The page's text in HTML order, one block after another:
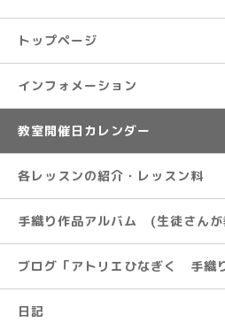
トップページ
インフォメーション
教室開催日カレンダー
各レッスンの紹介・レッスン料
手織り作品アルバム (生徒さん
ブログ「アトリエひなぎく 手織
日記